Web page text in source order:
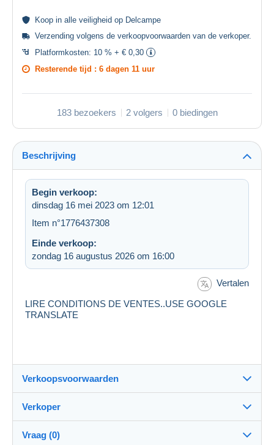
Koop in alle veiligheid op Delcampe
Verzending volgens de verkoopvoorwaarden van de verkoper.
Platformkosten: 10 % + € 0,30
Resterende tijd : 6 dagen 11 uur
183 bezoekers 2 volgers 0 biedingen
Beschrijving
Begin verkoop:
dinsdag 16 mei 2023 om 12:01
Item n°1776437308
Einde verkoop:
zondag 16 augustus 2026 om 16:00
Vertalen
LIRE CONDITIONS DE VENTES..USE GOOGLE
TRANSLATE
Verkoopsvoorwaarden
Bestemming:
Zie de lijst van landen
Verkoper
Vraag (0)